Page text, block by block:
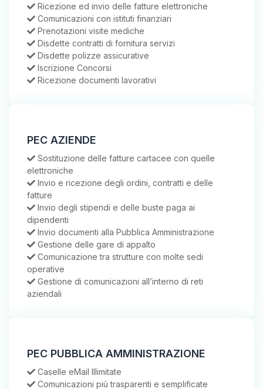
Ricezione ed invio delle fatture elettroniche
Comunicazioni con istituti finanziari
Prenotazioni visite mediche
Disdette contratti di fornitura servizi
Disdette polizze assicurative
Iscrizione Concorsi
Ricezione documenti lavorativi
PEC AZIENDE
Sostituzione delle fatture cartacee con quelle
elettroniche
Invio e ricezione degli ordini, contratti e delle
fatture
Invio degli stipendi e delle buste paga ai
dipendenti
Invio documenti alla Pubblica Amministrazione
Gestione delle gare di appalto
Comunicazione tra strutture con molte sedi
operative
Gestione di comunicazioni all’interno di reti
aziendali
PEC PUBBLICA AMMINISTRAZIONE
Caselle eMail Illimitate
Comunicazioni più trasparenti e semplificate